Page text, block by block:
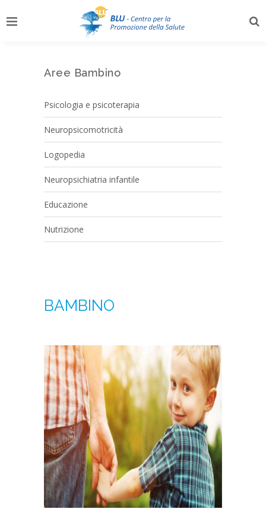
Aree Bambino
Psicologia e psicoterapia
Neuropsicomotricità
Logopedia
Neuropsichiatria infantile
Educazione
Nutrizione
BAMBINO